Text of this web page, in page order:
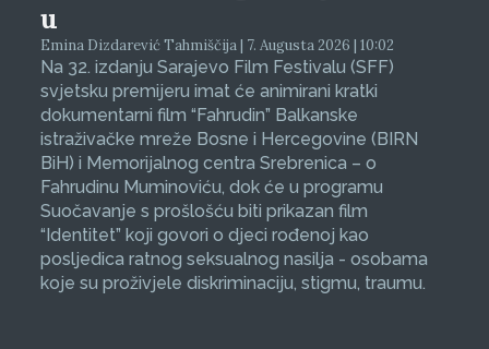
u
Emina Dizdarević Tahmiščija | 7. Augusta 2026 | 10:02
Na 32. izdanju Sarajevo Film Festivalu (SFF)
svjetsku premijeru imat će animirani kratki
dokumentarni film “Fahrudin” Balkanske
istraživačke mreže Bosne i Hercegovine (BIRN
BiH) i Memorijalnog centra Srebrenica – o
Fahrudinu Muminoviću, dok će u programu
Suočavanje s prošlošću biti prikazan film
“Identitet” koji govori o djeci rođenoj kao
posljedica ratnog seksualnog nasilja - osobama
koje su proživjele diskriminaciju, stigmu, traumu.